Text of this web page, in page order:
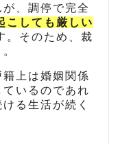
、調停で完全
こしても厳しい
。そのため、裁
上は婚姻関係
いるのであれ
る生活が続く